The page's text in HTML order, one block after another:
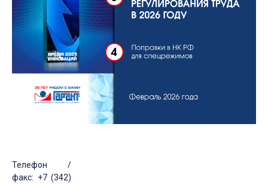
Телефон /
факс: +7 (342)